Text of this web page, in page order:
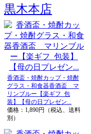
黒木本店
香酒盃・焼酎カップ・焼酎
グラス・和食器香酒盃 マ
リンブルー【楽ギフ_包
装】【母の日プレゼン...
価格：1,890円（税込、送料
別）